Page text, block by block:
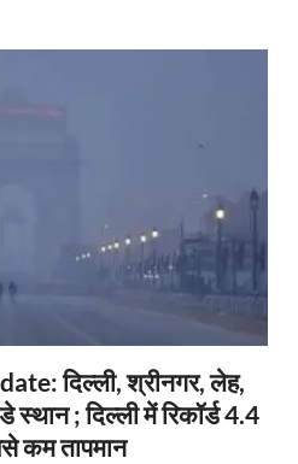
दिल्ली, श्रीनगर, लेह,
; दिल्ली में रिकॉर्ड 4.4
कम तापमान